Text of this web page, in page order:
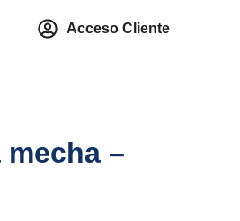
Acceso Cliente
–